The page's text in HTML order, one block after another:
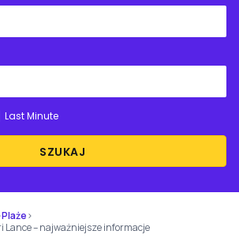
SZUKAJ
Last Minute
Plaże›
Lance – najważniejsze informacje